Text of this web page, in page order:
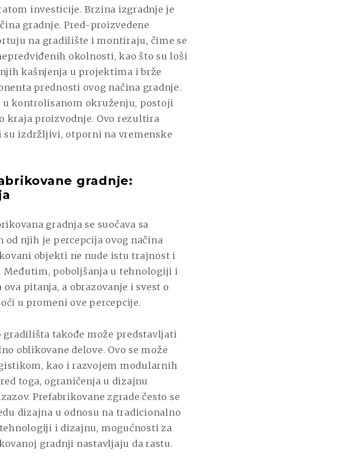
investicije. Brzina izgradnje je
gradnje. Pred-proizvedene
na gradilište i montiraju, čime se
okolnosti, kao što su loši
kašnjenja u projektima i brže
prednosti ovog načina gradnje.
u kontrolisanom okruženju, postoji
kraja proizvodnje. Ovo rezultira
izdržljivi, otporni na vremenske
gradnje:
gradnja se suočava sa
od njih je percepcija ovog načina
objekti ne nude istu trajnost i
poboljšanja u tehnologiji i
pitanja, a obrazovanje i svest o
u promeni ove percepcije.
takođe može predstavljati
oblikovane delove. Ovo se može
kao i razvojem modularnih
toga, ograničenja u dizajnu
Prefabrikovane zgrade često se
dizajna u odnosu na tradicionalno
i dizajnu, mogućnosti za
gradnji nastavljaju da rastu.